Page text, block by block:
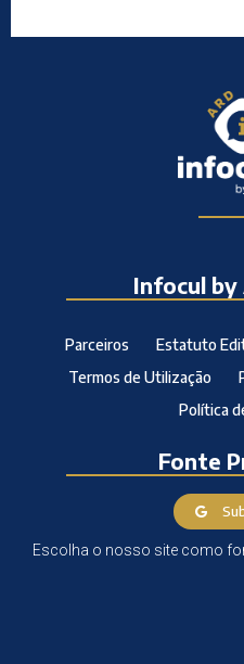
Infocul by
Parceiros Estatuto
Termos de Utilização
Política
Fonte
Escolha o nosso site como